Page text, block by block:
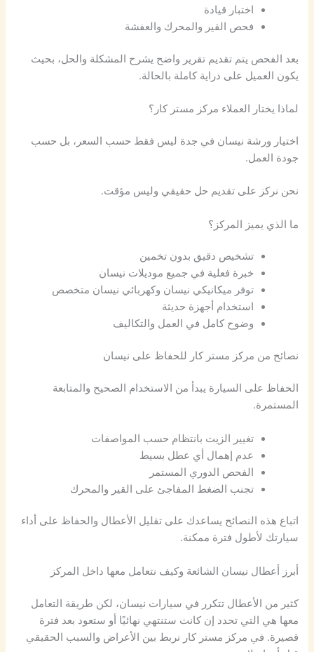
اختبار قيادة
فحص القير والمحرك والعفشة
بعد الفحص يتم تقديم تقرير واضح يشرح المشكلة والحل، بحيث
يكون العميل على دراية كاملة بالحالة.
لماذا يختار العملاء مركز مستر كار؟
اختيار ورشة نيسان في جدة ليس فقط حسب السعر، بل حسب
جودة العمل.
نحن نركز على تقديم حل حقيقي وليس مؤقت.
ما الذي يميز المركز؟
تشخيص دقيق بدون تخمين
خبرة فعلية في جميع موديلات نيسان
توفر ميكانيكي نيسان وكهربائي نيسان متخصص
استخدام أجهزة حديثة
وضوح كامل في العمل والتكاليف
نصائح من مركز مستر كار للحفاظ على نيسان
الحفاظ على السيارة يبدأ من الاستخدام الصحيح والمتابعة
المستمرة.
تغيير الزيت بانتظام حسب المواصفات
عدم إهمال أي عطل بسيط
الفحص الدوري المستمر
تجنب الضغط المفاجئ على القير والمحرك
اتباع هذه النصائح يساعدك على تقليل الأعطال والحفاظ على أداء
سيارتك لأطول فترة ممكنة.
أبرز أعطال نيسان الشائعة وكيف نتعامل معها داخل المركز
كثير من الأعطال تتكرر في سيارات نيسان، لكن طريقة التعامل
معها هي التي تحدد إن كانت ستنتهي نهائيًا أو ستعود بعد فترة
قصيرة. في مركز مستر كار نربط بين الأعراض والسبب الحقيقي